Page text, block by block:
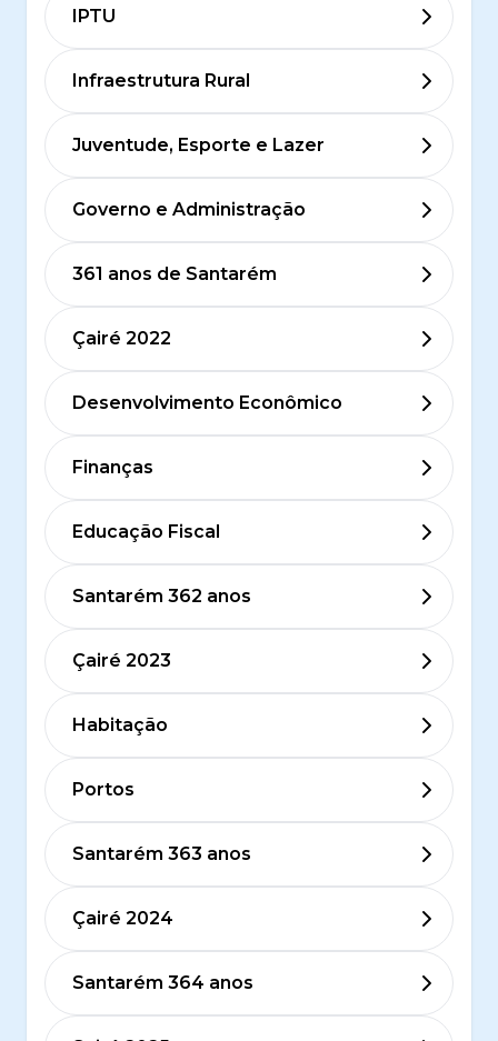
IPTU
Infraestrutura Rural
Juventude, Esporte e Lazer
Governo e Administração
361 anos de Santarém
Çairé 2022
Desenvolvimento Econômico
Finanças
Educação Fiscal
Santarém 362 anos
Çairé 2023
Habitação
Portos
Santarém 363 anos
Çairé 2024
Santarém 364 anos